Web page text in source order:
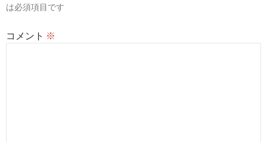
は必須項目です
コメント ※